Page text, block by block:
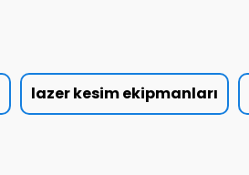
lazer kesim ekipmanları